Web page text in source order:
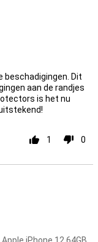
beschadigingen. Dit
aan de randjes
is het nu
1 0